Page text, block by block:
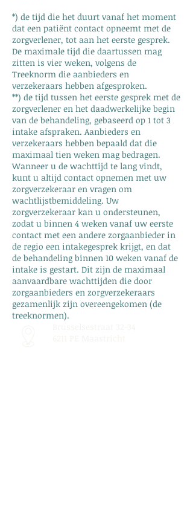
*) de tijd die het duurt vanaf het moment
dat een patiënt contact opneemt met de
zorgverlener, tot aan het eerste gesprek.
De maximale tijd die daartussen mag
zitten is vier weken, volgens de
Treeknorm die aanbieders en
verzekeraars hebben afgesproken.
**) de tijd tussen het eerste gesprek met de
zorgverlener en het daadwerkelijke begin
van de behandeling, gebaseerd op 1 tot 3
intake afspraken. Aanbieders en
verzekeraars hebben bepaald dat die
maximaal tien weken mag bedragen.
Wanneer u de wachttijd te lang vindt,
kunt u altijd contact opnemen met uw
zorgverzekeraar en vragen om
wachtlijstbemiddeling. Uw
zorgverzekeraar kan u ondersteunen,
zodat u binnen 4 weken vanaf uw eerste
contact met een andere zorgaanbieder in
de regio een intakegesprek krijgt, en dat
de behandeling binnen 10 weken vanaf de
intake is gestart. Dit zijn de maximaal
aanvaardbare wachttijden die door
zorgaanbieders en zorgverzekeraars
gezamenlijk zijn overeengekomen (de
treeknormen).